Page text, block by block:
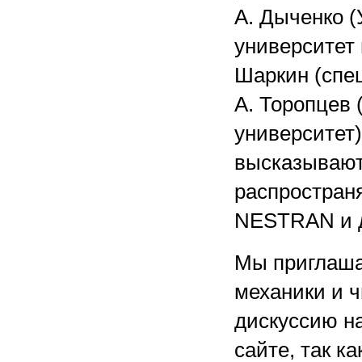
А. Дыченко
Шаркин
А. Торопцев
NESTRAN и
Мы
механики и
дискуссию
сайте, так